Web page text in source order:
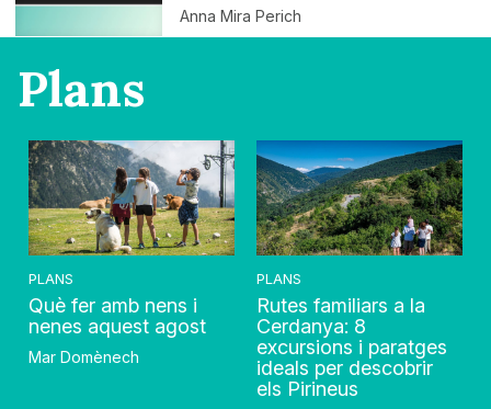
Anna Mira Perich
Plans
PLANS
Què fer amb nens i
nenes aquest agost
Mar Domènech
PLANS
Rutes familiars a la
Cerdanya: 8
excursions i paratges
ideals per descobrir
els Pirineus